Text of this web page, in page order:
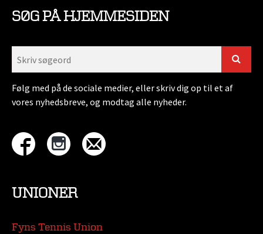
SØG PÅ HJEMMESIDEN
Følg med på de sociale medier, eller skriv dig op til et af
vores nyhedsbreve, og modtag alle nyheder.
UNIONER
Fyns Tennis Union